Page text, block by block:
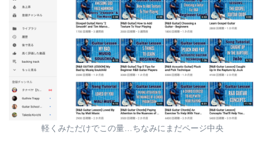
軽くみただけでこの量…ちなみにまだページ中央